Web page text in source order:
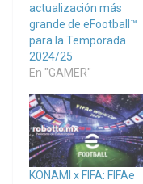
actualización más
grande de eFootball™
para la Temporada
2024/25
En "GAMER"
KONAMI x FIFA: FIFAe